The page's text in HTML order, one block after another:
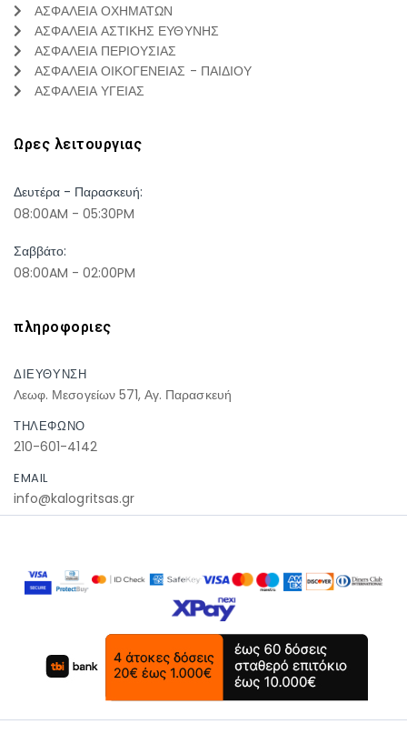
ΑΣΦΑΛΕΙΑ ΟΧΗΜΑΤΩΝ
ΑΣΦΑΛΕΙΑ ΑΣΤΙΚΗΣ ΕΥΘΥΝΗΣ
ΑΣΦΑΛΕΙΑ ΠΕΡΙΟΥΣΙΑΣ
ΑΣΦΑΛΕΙΑ ΟΙΚΟΓΕΝΕΙΑΣ - ΠΑΙΔΙΟΥ
ΑΣΦΑΛΕΙΑ ΥΓΕΙΑΣ
Ωρες λειτουργιας
Δευτέρα - Παρασκευή:
08:00AM - 05:30PM
Σαββάτο:
08:00AM - 02:00PM
πληροφοριες
ΔΙΕΥΘΥΝΣΗ
Λεωφ. Μεσογείων 571, Αγ. Παρασκευή
ΤΗΛΕΦΩΝΟ
210-601-4142
EMAIL
info@kalogritsas.gr